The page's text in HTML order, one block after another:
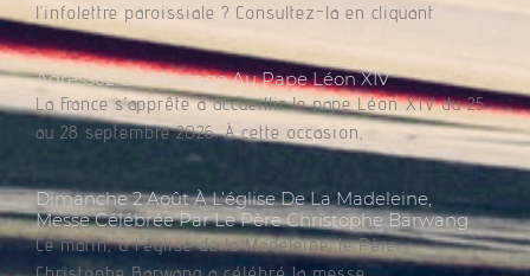
l’infolettre paroissiale ? Consultez-la en cliquant
Adressez Un Message Au Pape Léon XIV
La France s’apprête à accueillir le pape Léon XIV du 25
au 28 septembre 2026. À cette occasion,
Dimanche 2 Août À L’église De La Madeleine,
Messe Célébrée Par Le Père Christophe Barwang
Ce matin, à l’église de la Madeleine, le Père